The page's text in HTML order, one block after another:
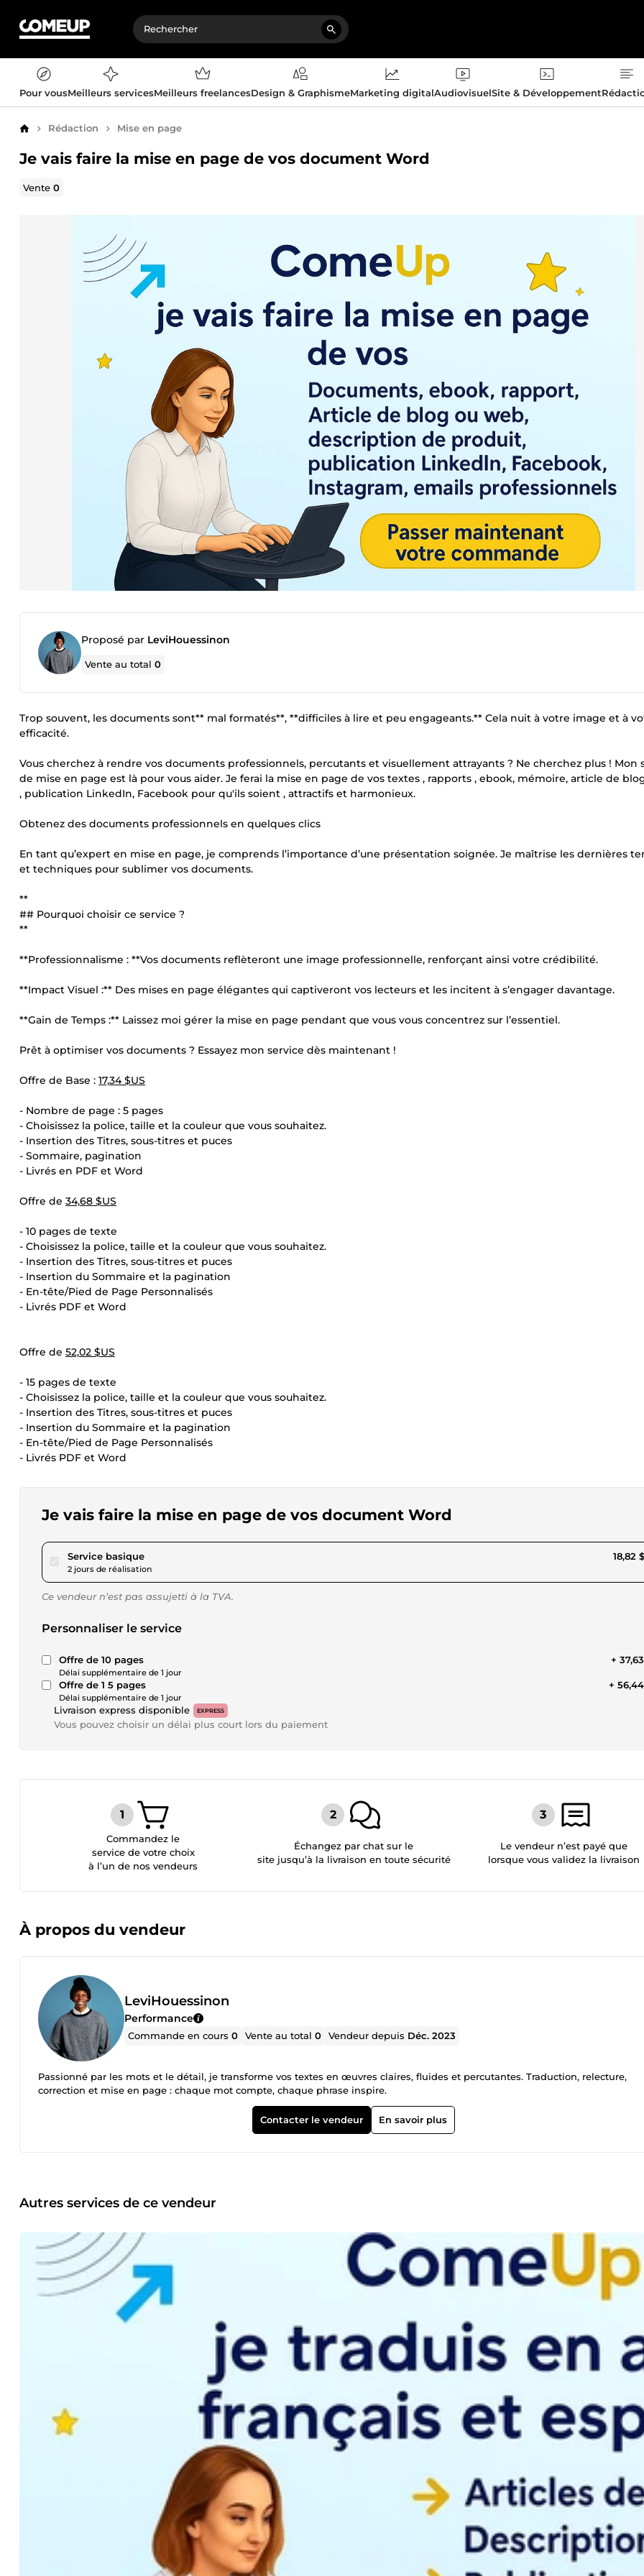
Pour vousMeilleurs servicesMeilleurs freelancesDesign & GraphismeMarketing digitalAudiovisuelSite & Développement
AccueilRédaction Mise en page
Je vais faire la mise en page de vos document Word
Vente0
Proposé par LeviHouessinon
Vente au total0
Trop souvent, les documents sont** mal formatés**, **difficiles à lire et peu engageants.** Cela nuit à votre image et à
efficacité.
Vous cherchez à rendre vos documents professionnels, percutants et visuellement attrayants ? Ne cherchez plus ! Mon
de mise en page est là pour vous aider. Je ferai la mise en page de vos textes , rapports , ebook, mémoire, article de
, publication LinkedIn, Facebook pour qu'ils soient , attractifs et harmonieux.
Obtenez des documents professionnels en quelques clics
En tant qu’expert en mise en page, je comprends l’importance d’une présentation soignée. Je maîtrise les dernières
et techniques pour sublimer vos documents.
**
## Pourquoi choisir ce service ?
**
**Professionnalisme : **Vos documents reflèteront une image professionnelle, renforçant ainsi votre crédibilité.
**Impact Visuel :** Des mises en page élégantes qui captiveront vos lecteurs et les incitent à s’engager davantage.
**Gain de Temps :** Laissez moi gérer la mise en page pendant que vous vous concentrez sur l’essentiel.
Prêt à optimiser vos documents ? Essayez mon service dès maintenant !
Offre de Base : 17,34 $US
- Nombre de page : 5 pages
- Choisissez la police, taille et la couleur que vous souhaitez.
- Insertion des Titres, sous-titres et puces
- Sommaire, pagination
- Livrés en PDF et Word
Offre de 34,68 $US
- 10 pages de texte
- Choisissez la police, taille et la couleur que vous souhaitez.
- Insertion des Titres, sous-titres et puces
- Insertion du Sommaire et la pagination
- En-tête/Pied de Page Personnalisés
- Livrés PDF et Word
Offre de 52,02 $US
- 15 pages de texte
- Choisissez la police, taille et la couleur que vous souhaitez.
- Insertion des Titres, sous-titres et puces
- Insertion du Sommaire et la pagination
- En-tête/Pied de Page Personnalisés
- Livrés PDF et Word
Je vais faire la mise en page de vos document Word
Service basiquepour 17,34 $US
2 jours de réalisation
18,82
Ce vendeur n’est pas assujetti à la TVA.
Personnaliser le service
Offre de 10 pages
Délai supplémentaire de 1 jour
+
Offre de 1 5 pages
Délai supplémentaire de 1 jour
+
Livraison express disponible EXPRESS
Vous pouvez choisir un délai plus court lors du paiement
Commandez le
service de votre choix
à l’un de nos vendeurs
Échangez par chat sur le
site jusqu’à la livraison en toute sécurité
Le vendeur n’est payé que
lorsque vous validez la livraison
À propos du vendeur
LeviHouessinon
Performance
Commande en cours0 Vente au total0 Vendeur depuis Déc. 2023
Passionné par les mots et le détail, je transforme vos textes en œuvres claires, fluides et percutantes. Traduction, relecture,
correction et mise en page : chaque mot compte, chaque phrase inspire.
Contacter le vendeur En savoir plus
Autres services de ce vendeur